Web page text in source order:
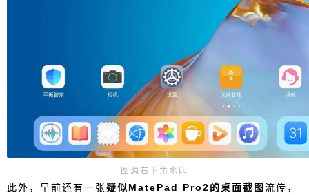
图源右下角水印
此外，早前还有一张疑似MatePad Pro2的桌面截图流传，